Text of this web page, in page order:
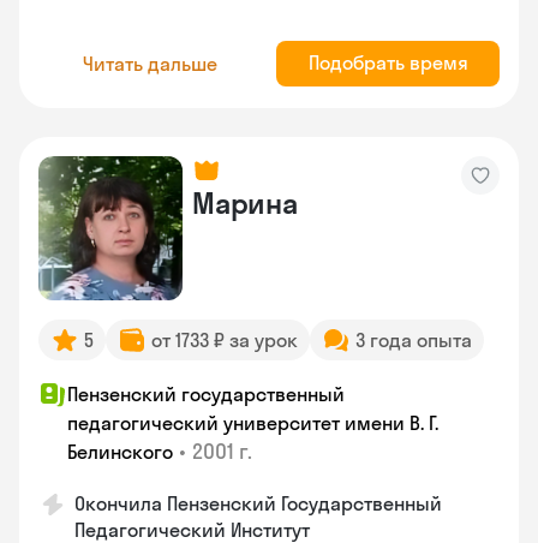
Читать дальше Подобрать время
Марина
5 от 1733 ₽ за урок 3 года опыта
Пензенский государственный
педагогический университет имени В. Г.
Белинского • 2001 г.
Окончила Пензенский Государственный
Педагогический Институт